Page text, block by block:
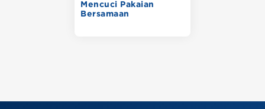
Mencuci Pakaian
Bersamaan